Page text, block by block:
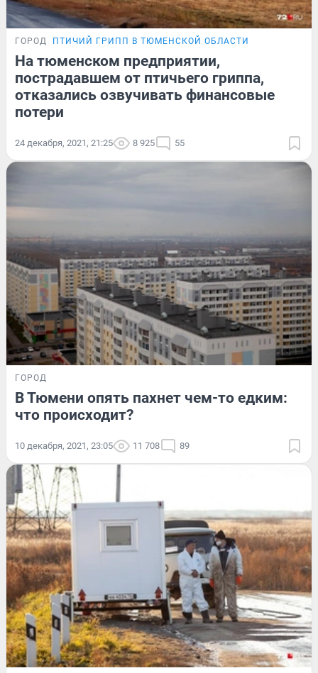
ГОРОД ПТИЧИЙ ГРИПП В ТЮМЕНСКОЙ ОБЛАСТИ
На тюменском предприятии,
пострадавшем от птичьего гриппа,
отказались озвучивать финансовые
потери
24 декабря, 2021, 21:25 8 925 55
ГОРОД
В Тюмени опять пахнет чем-то едким:
что происходит?
10 декабря, 2021, 23:05 11 708 89